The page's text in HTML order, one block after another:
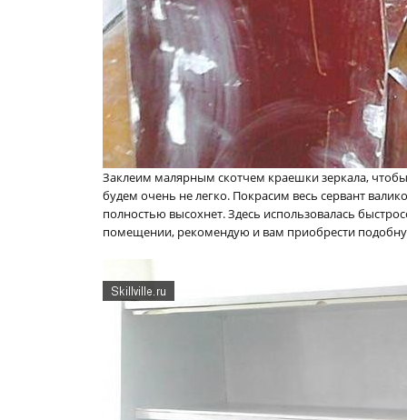
Заклеим малярным скотчем краешки зеркала,
будем очень не легко. Покрасим весь сервант
полностью высохнет. Здесь использовалась
помещении, рекомендую и вам приобрести